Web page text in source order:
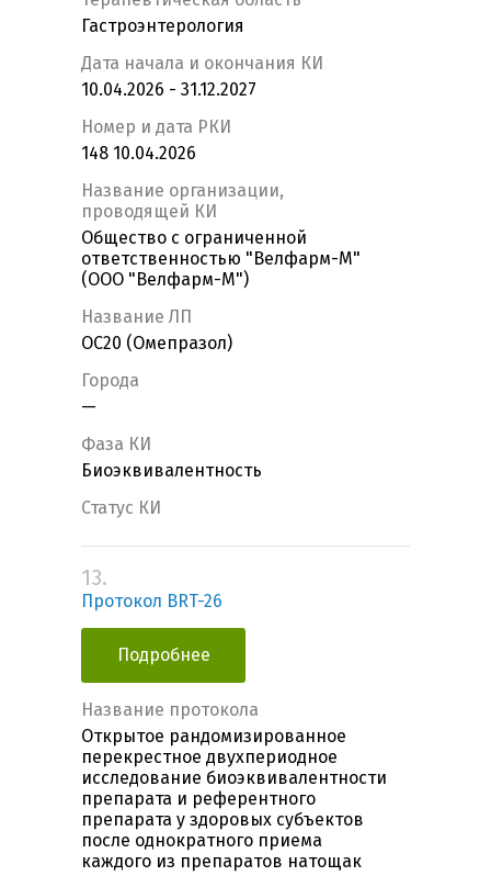
Гастроэнтерология
Дата начала и окончания КИ
10.04.2026 - 31.12.2027
Номер и дата РКИ
148 10.04.2026
Название организации,
проводящей КИ
Общество с ограниченной
ответственностью "Велфарм-М"
(ООО "Велфарм-М")
Название ЛП
OC20 (Омепразол)
Города
—
Фаза КИ
Биоэквивалентность
Статус КИ
13.
Протокол BRT-26
Подробнее
Название протокола
Открытое рандомизированное
перекрестное двухпериодное
исследование биоэквивалентности
препарата и референтного
препарата у здоровых субъектов
после однократного приема
каждого из препаратов натощак